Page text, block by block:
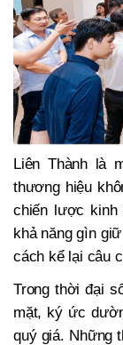
Liên Thành là
thương hiệu
chiến lược kinh
khả năng gìn
cách kể lại câu
Trong thời đại
mặt, ký ức
quý giá. Những